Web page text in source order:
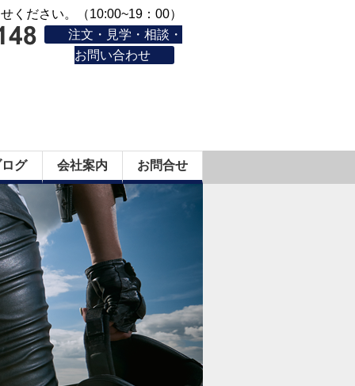
ください。（10:00~19：00）
注文・見学・相談・
お問い合わせ
グ 会社案内 お問合せ